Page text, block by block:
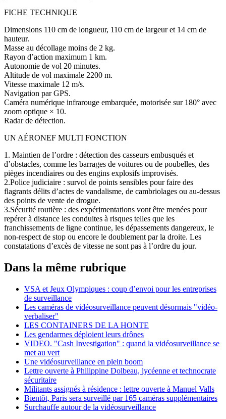
FICHE TECHNIQUE
Dimensions 110 cm de longueur, 110 cm de largeur et 14 cm de
hauteur.
Masse au décollage moins de 2 kg.
Rayon d’action maximum 1 km.
Autonomie de vol 20 minutes.
Altitude de vol maximale 2200 m.
Vitesse maximale 12 m/s.
Navigation par GPS.
Caméra numérique infrarouge embarquée, motorisée sur 180° avec
zoom optique × 10.
Radar de détection.
UN AÉRONEF MULTI FONCTION
1. Maintien de l’ordre : détection des casseurs embusqués et
d’obstacles, comme les barrages de voitures ou de poubelles, des
pièges incendiaires ou des engins explosifs improvisés.
2.Police judiciaire : survol de points sensibles pour faire des
flagrants délits d’actes de vandalisme, de cambriolages ou au-dessus
des points de vente de drogue.
3.Sécurité routière : des expérimentations vont être menées pour
repérer à distance les conduites à risques telles que les
franchissements de ligne continue, les dépassements dangereux, le
non-respect de stop ou encore le doublement par la droite. Les
constatations d’excès de vitesse ne sont pas à l’ordre du jour.
Dans la même rubrique
VSA et Jeux Olympiques : coup d’envoi pour les entreprises
de surveillance
Les caméras de vidéosurveillance peuvent désormais "vidéo-
verbaliser"
LES CONTAINERS DE LA HONTE
Les gendarmes déploient leurs drônes
VIDEO. "Cash Investigation" : quand la vidéosurveillance se
met au vert
Une vidéosurveillance en plein boom
Lettre ouverte à Philippine Dolbeau, lycéenne et technocrate
sécuritaire
Militants assignés à résidence : lettre ouverte à Manuel Valls
Bientôt, Paris sera surveillé par 165 caméras supplémentaires
Surchauffe autour de la vidéosurveillance